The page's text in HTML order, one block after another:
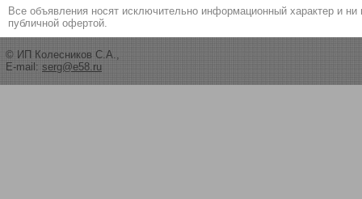
Все объявления носят исключительно информационный характер и ни
публичной офертой.
© ИП Колесников С.А.,
E-mail: serg@e58.ru